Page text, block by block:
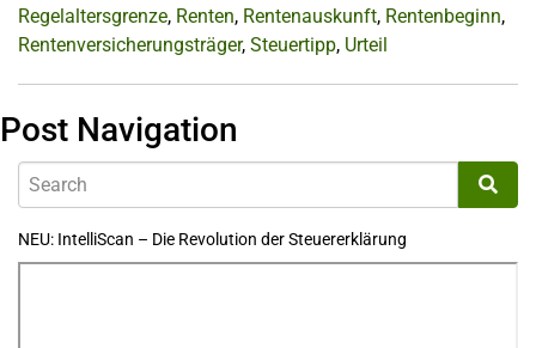
Regelaltersgrenze, Renten, Rentenauskunft, Rentenbeginn,
Rentenversicherungsträger, Steuertipp, Urteil
Post Navigation
NEU: IntelliScan – Die Revolution der Steuererklärung